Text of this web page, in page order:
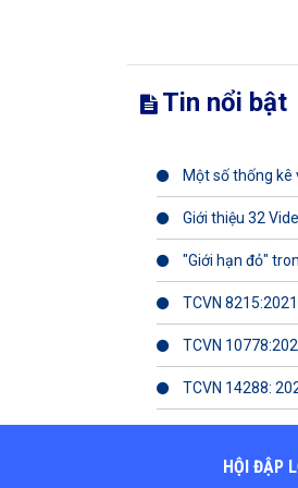
Tin nổi bật
Một số thống kê
Giới thiệu 32
"Giới hạn đỏ"
TCVN
TCVN
TCVN 14288:
HỘI ĐẬP